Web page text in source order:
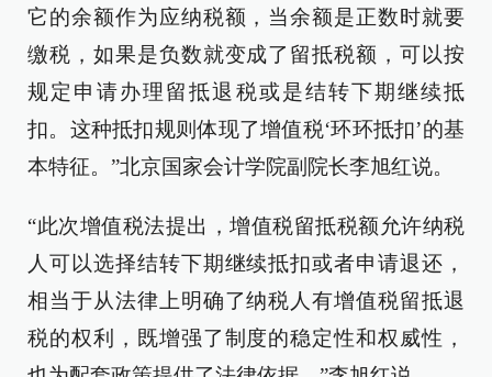
它的余额作为应纳税额，当余额是正数时就要
缴税，如果是负数就变成了留抵税额，可以按
规定申请办理留抵退税或是结转下期继续抵
扣。这种抵扣规则体现了增值税‘环环抵扣’的基
本特征。”北京国家会计学院副院长李旭红说。
“此次增值税法提出，增值税留抵税额允许纳税
人可以选择结转下期继续抵扣或者申请退还，
相当于从法律上明确了纳税人有增值税留抵退
税的权利，既增强了制度的稳定性和权威性，